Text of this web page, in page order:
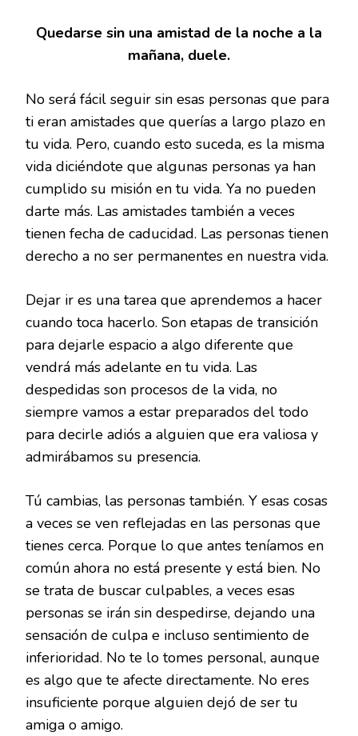
Quedarse sin una amistad de la noche a la
mañana, duele.
No será fácil seguir sin esas personas que para
ti eran amistades que querías a largo plazo en
tu vida. Pero, cuando esto suceda, es la misma
vida diciéndote que algunas personas ya han
cumplido su misión en tu vida. Ya no pueden
darte más. Las amistades también a veces
tienen fecha de caducidad. Las personas tienen
derecho a no ser permanentes en nuestra vida.
Dejar ir es una tarea que aprendemos a hacer
cuando toca hacerlo. Son etapas de transición
para dejarle espacio a algo diferente que
vendrá más adelante en tu vida. Las
despedidas son procesos de la vida, no
siempre vamos a estar preparados del todo
para decirle adiós a alguien que era valiosa y
admirábamos su presencia.
Tú cambias, las personas también. Y esas cosas
a veces se ven reflejadas en las personas que
tienes cerca. Porque lo que antes teníamos en
común ahora no está presente y está bien. No
se trata de buscar culpables, a veces esas
personas se irán sin despedirse, dejando una
sensación de culpa e incluso sentimiento de
inferioridad. No te lo tomes personal, aunque
es algo que te afecte directamente. No eres
insuficiente porque alguien dejó de ser tu
amiga o amigo.